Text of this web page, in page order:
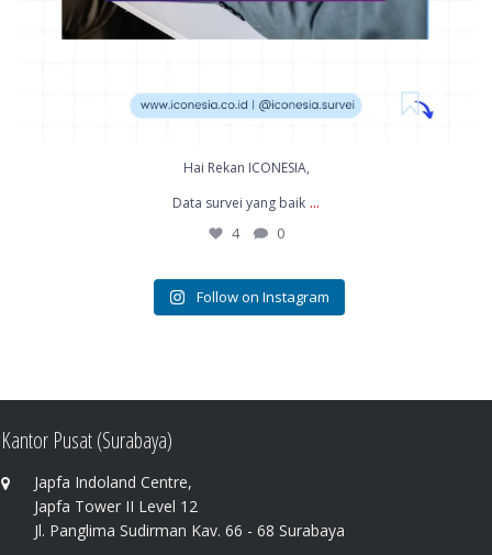
Hai Rekan ICONESIA,
Data survei yang baik ...
4 0
Follow on Instagram
Kantor Pusat (Surabaya)
Japfa Indoland Centre,
Japfa Tower II Level 12
Jl. Panglima Sudirman Kav. 66 - 68 Surabaya